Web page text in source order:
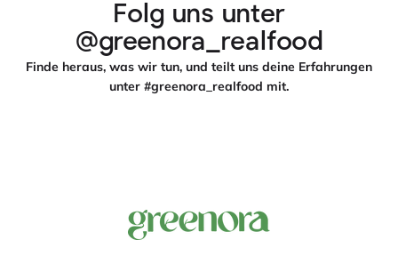
Probiere unsere Mix Box mit unseren 3
Geschmacksrichtungen und entdecke deine Lieblingssorte.
Folg uns unter
@greenora_realfood
Finde heraus, was wir tun, und teilt uns deine Erfahrungen
unter #greenora_realfood mit.